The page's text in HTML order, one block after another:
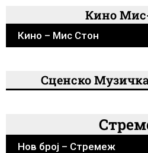
Кино
Кино – Мис Стон
Сценско
Нов број – Стремеж